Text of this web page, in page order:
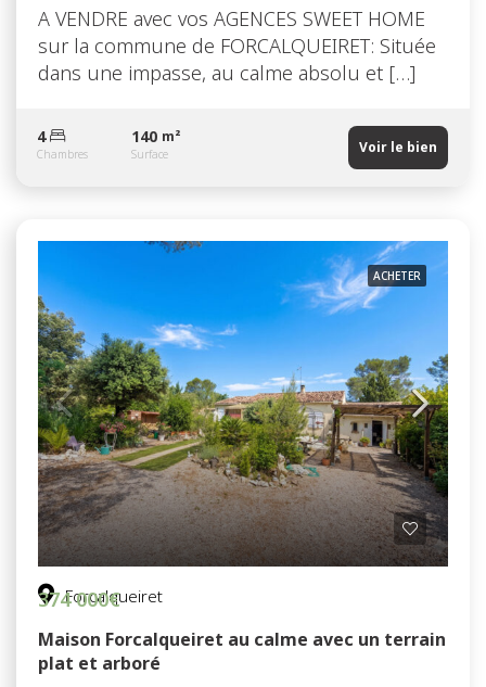
A VENDRE avec vos AGENCES SWEET HOME
sur la commune de FORCALQUEIRET: Située
dans une impasse, au calme absolu et […]
4
Chambres
140 m²
Surface Voir le bien
ACHETER
Forcalqueiret
374 000€
Maison Forcalqueiret au calme avec un terrain
plat et arboré